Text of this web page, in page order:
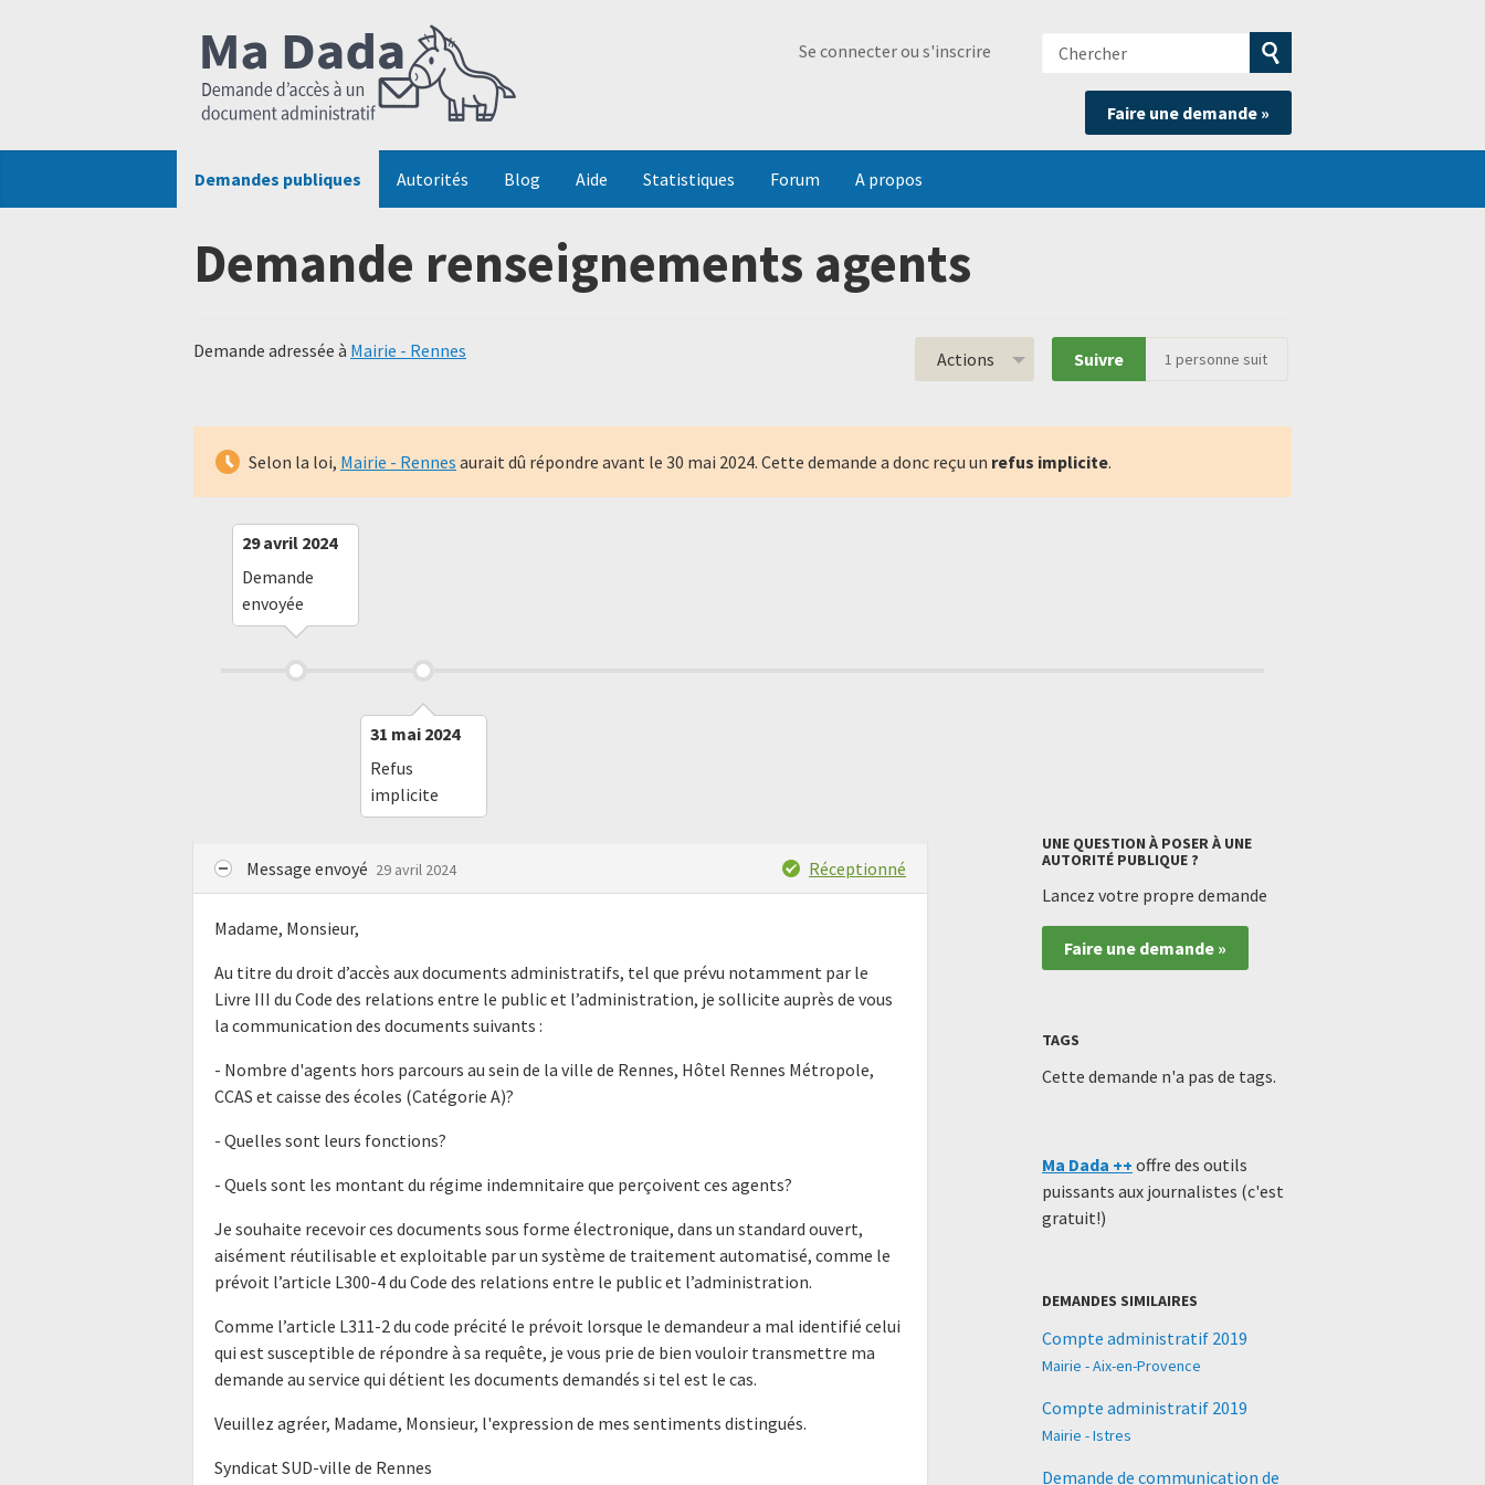
Se connecter ou s'inscrire
Chercher
Soumettre
la
recherche
Faire une demande »
Demandes publiques Autorités Blog Aide Statistiques Forum A propos
Demande renseignements agents
Demande adressée à Mairie - Rennes Actions Suivre 1 personne suit
Selon la loi, Mairie - Rennes aurait dû répondre avant le 30 mai 2024. Cette demande a donc reçu un refus implicite.
29 avril 2024
Demande
envoyée
31 mai 2024
Refus
implicite
Message envoyé 29 avril 2024 Réceptionné
Madame, Monsieur,
Au titre du droit d’accès aux documents administratifs, tel que prévu notamment par le
Livre III du Code des relations entre le public et l’administration, je sollicite auprès de vous
la communication des documents suivants :
- Nombre d'agents hors parcours au sein de la ville de Rennes, Hôtel Rennes Métropole,
CCAS et caisse des écoles (Catégorie A)?
- Quelles sont leurs fonctions?
- Quels sont les montant du régime indemnitaire que perçoivent ces agents?
Je souhaite recevoir ces documents sous forme électronique, dans un standard ouvert,
aisément réutilisable et exploitable par un système de traitement automatisé, comme le
prévoit l’article L300-4 du Code des relations entre le public et l’administration.
Comme l’article L311-2 du code précité le prévoit lorsque le demandeur a mal identifié celui
qui est susceptible de répondre à sa requête, je vous prie de bien vouloir transmettre ma
demande au service qui détient les documents demandés si tel est le cas.
Veuillez agréer, Madame, Monsieur, l'expression de mes sentiments distingués.
Syndicat SUD-ville de Rennes
UNE QUESTION À POSER À UNE
AUTORITÉ PUBLIQUE ?
Lancez votre propre demande
Faire une demande »
TAGS
Cette demande n'a pas de tags.
Ma Dada ++ offre des outils
puissants aux journalistes (c'est
gratuit!)
DEMANDES SIMILAIRES
Compte administratif 2019
Mairie - Aix-en-Provence
Compte administratif 2019
Mairie - Istres
Demande de communication de